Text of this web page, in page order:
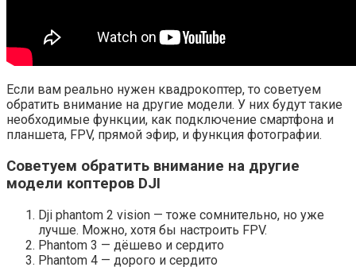
Если вам реально нужен квадрокоптер, то советуем
обратить внимание на другие модели. У них будут такие
необходимые функции, как подключение смартфона и
планшета, FPV, прямой эфир, и функция фотографии.
Советуем обратить внимание на другие
модели коптеров DJI
Dji phantom 2 vision — тоже сомнительно, но уже
лучше. Можно, хотя бы настроить FPV.
Phantom 3 — дёшево и сердито
Phantom 4 — дорого и сердито